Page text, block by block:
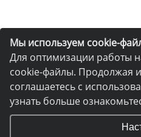
Мы используем cookie-
Для оптимизации работы
cookie-файлы. Продолжая
соглашаетесь с
узнать больше